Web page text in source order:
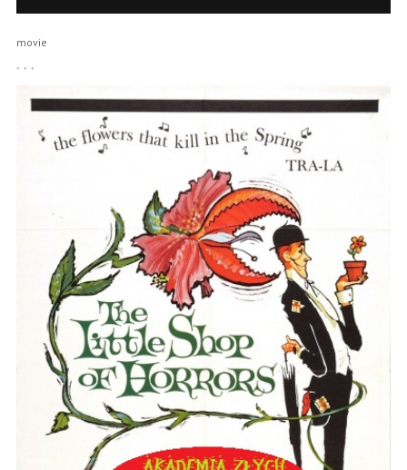
movie